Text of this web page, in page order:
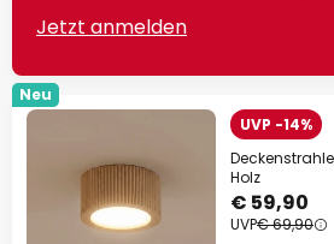
Jetzt anmelden
Neu
UVP -14%
Holz
€ 59,90
UVP€ 69,90